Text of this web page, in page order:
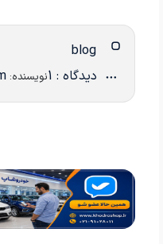
دیدگاه : 1 نویسنده: